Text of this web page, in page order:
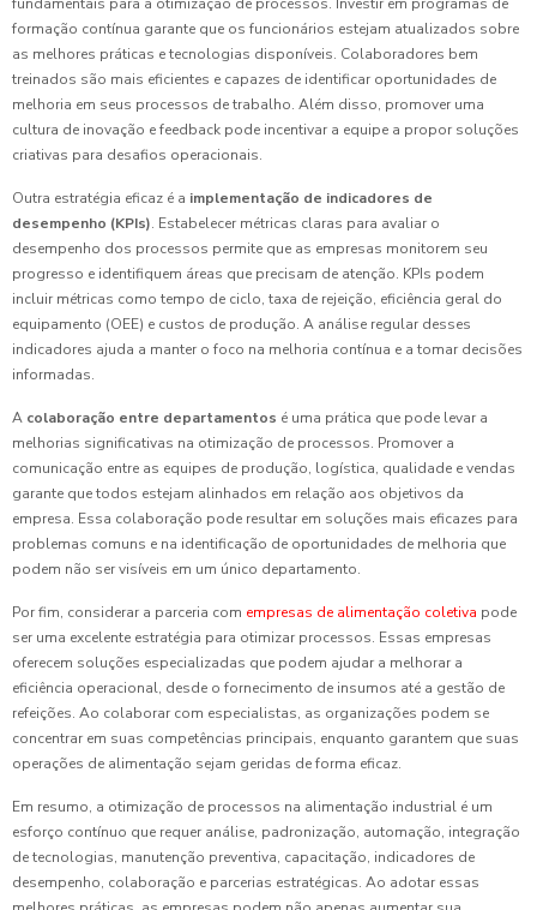
fundamentais para a otimização de processos. Investir em programas de
formação contínua garante que os funcionários estejam atualizados sobre
as melhores práticas e tecnologias disponíveis. Colaboradores bem
treinados são mais eficientes e capazes de identificar oportunidades de
melhoria em seus processos de trabalho. Além disso, promover uma
cultura de inovação e feedback pode incentivar a equipe a propor soluções
criativas para desafios operacionais.
Outra estratégia eficaz é a implementação de indicadores de
desempenho (KPIs). Estabelecer métricas claras para avaliar o
desempenho dos processos permite que as empresas monitorem seu
progresso e identifiquem áreas que precisam de atenção. KPIs podem
incluir métricas como tempo de ciclo, taxa de rejeição, eficiência geral do
equipamento (OEE) e custos de produção. A análise regular desses
indicadores ajuda a manter o foco na melhoria contínua e a tomar decisões
informadas.
A colaboração entre departamentos é uma prática que pode levar a
melhorias significativas na otimização de processos. Promover a
comunicação entre as equipes de produção, logística, qualidade e vendas
garante que todos estejam alinhados em relação aos objetivos da
empresa. Essa colaboração pode resultar em soluções mais eficazes para
problemas comuns e na identificação de oportunidades de melhoria que
podem não ser visíveis em um único departamento.
Por fim, considerar a parceria com empresas de alimentação coletiva pode
ser uma excelente estratégia para otimizar processos. Essas empresas
oferecem soluções especializadas que podem ajudar a melhorar a
eficiência operacional, desde o fornecimento de insumos até a gestão de
refeições. Ao colaborar com especialistas, as organizações podem se
concentrar em suas competências principais, enquanto garantem que suas
operações de alimentação sejam geridas de forma eficaz.
Em resumo, a otimização de processos na alimentação industrial é um
esforço contínuo que requer análise, padronização, automação, integração
de tecnologias, manutenção preventiva, capacitação, indicadores de
desempenho, colaboração e parcerias estratégicas. Ao adotar essas